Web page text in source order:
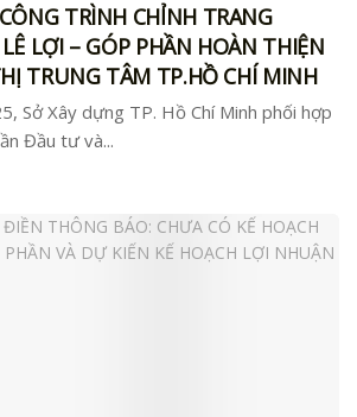
TRÌNH CHỈNH TRANG
LỢI – GÓP PHẦN HOÀN THIỆN
TRUNG TÂM TP.HỒ CHÍ MINH
Sở Xây dựng TP. Hồ Chí Minh phối hợp
Đầu tư và...